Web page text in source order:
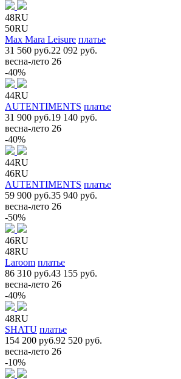
48RU
50RU
Max Mara Leisure платье
31 560 руб.22 092 руб.
весна-лето 26
-40%
44RU
AUTENTIMENTS платье
31 900 руб.19 140 руб.
весна-лето 26
-40%
44RU
46RU
AUTENTIMENTS платье
59 900 руб.35 940 руб.
весна-лето 26
-50%
46RU
48RU
Laroom платье
86 310 руб.43 155 руб.
весна-лето 26
-40%
48RU
SHATU платье
154 200 руб.92 520 руб.
весна-лето 26
-10%